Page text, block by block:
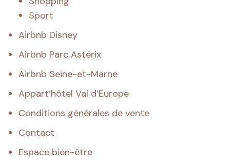
Sport
Airbnb Disney
Airbnb Parc Astérix
Airbnb Seine-et-Marne
Appart’hôtel Val d’Europe
Conditions générales de vente
Contact
Espace bien-être